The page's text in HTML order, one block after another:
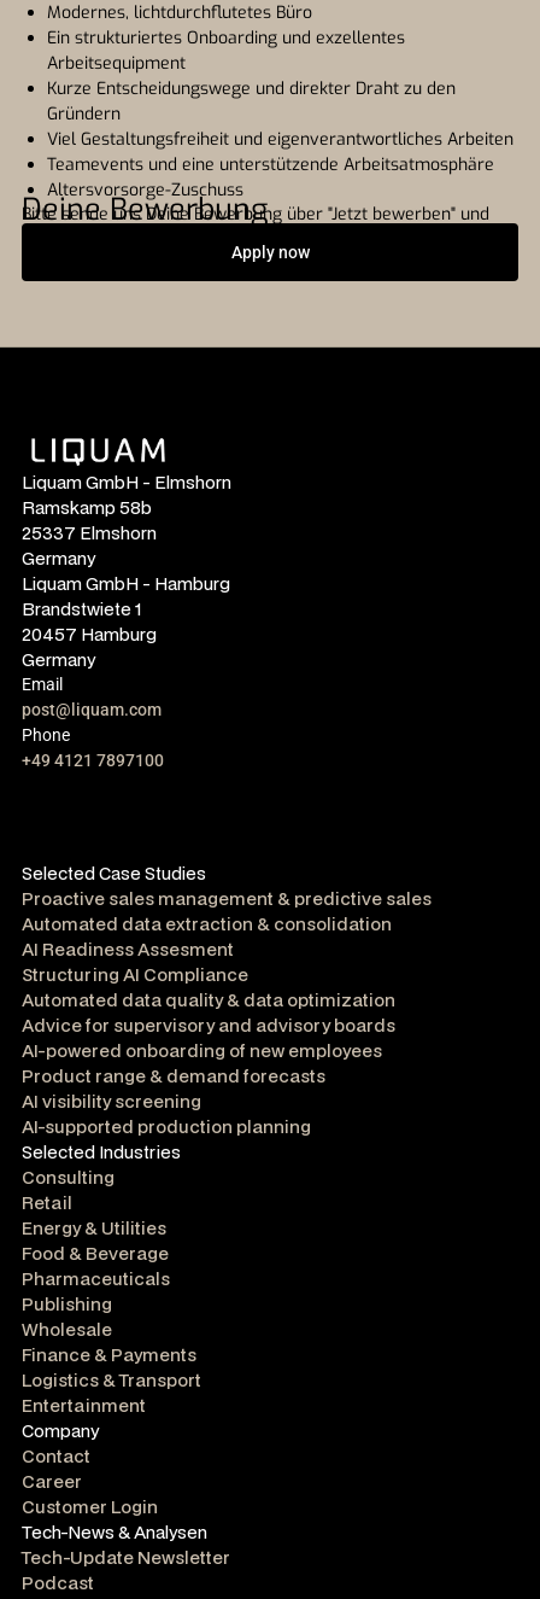
Modernes, lichtdurchflutetes Büro
Ein strukturiertes Onboarding und exzellentes
Arbeitsequipment
Kurze Entscheidungswege und direkter Draht zu den
Gründern
Viel Gestaltungsfreiheit und eigenverantwortliches Arbeiten
Teamevents und eine unterstützende Arbeitsatmosphäre
Altersvorsorge-Zuschuss
Deine Bewerbung
Bitte sende uns Deine Bewerbung über "Jetzt bewerben" und
bitte nur in Ausnahmefällen per E-Mail an jobs@liquam.com.
Apply now
Liquam GmbH - Elmshorn
Ramskamp 58b
25337 Elmshorn
Germany
Liquam GmbH - Hamburg
Brandstwiete 1
20457 Hamburg
Germany
Email
post@liquam.com
Phone
+49 4121 7897100
Selected Case Studies
Proactive sales management & predictive sales
Automated data extraction & consolidation
AI Readiness Assesment
Structuring AI Compliance
Automated data quality & data optimization
Advice for supervisory and advisory boards
AI-powered onboarding of new employees
Product range & demand forecasts
AI visibility screening
AI-supported production planning
Selected Industries
Consulting
Retail
Energy & Utilities
Food & Beverage
Pharmaceuticals
Publishing
Wholesale
Finance & Payments
Logistics & Transport
Entertainment
Company
Contact
Career
Customer Login
Tech-News & Analysen
Tech-Update Newsletter
Podcast